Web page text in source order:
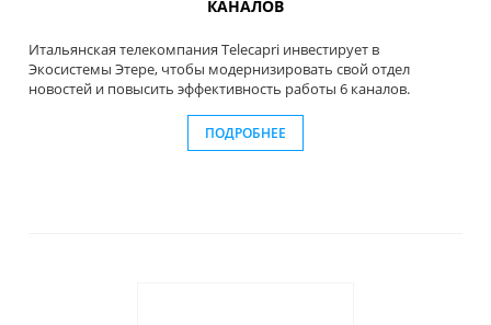
КАНАЛОВ
Итальянская телекомпания Telecapri инвестирует в
Экосистемы Этере, чтобы модернизировать свой отдел
новостей и повысить эффективность работы 6 каналов.
ПОДРОБНЕЕ